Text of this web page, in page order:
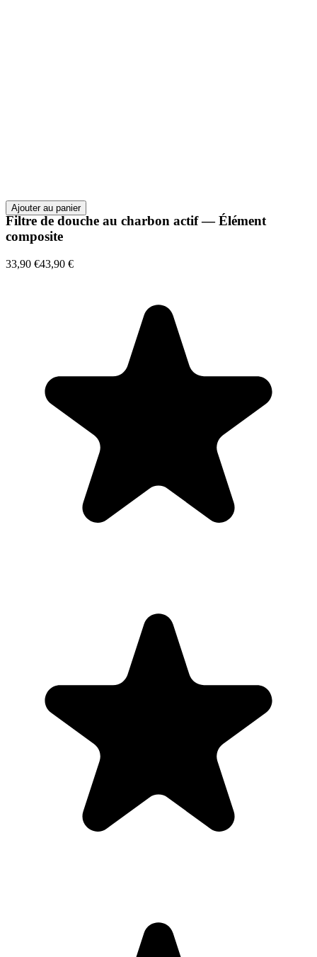
Ajouter au panier
Filtre de douche au charbon actif — Élément
composite
33,90 €43,90 €